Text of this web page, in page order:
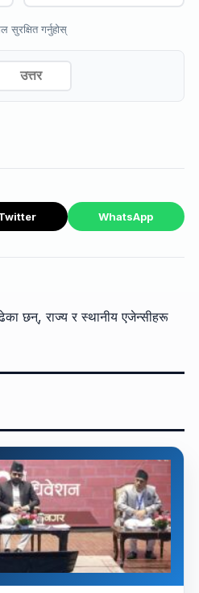
सुरक्षित गर्नुहोस्
WhatsApp
छन्, राज्य र स्थानीय एजेन्सीहरू